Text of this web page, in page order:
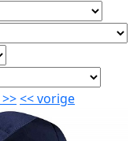
>><<vorige